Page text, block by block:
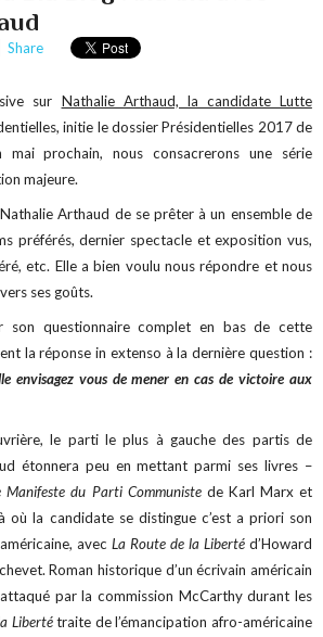
Share
sur Nathalie Arthaud, la candidate Lutte
initie le dossier Présidentielles 2017 de
mai prochain, nous consacrerons une série
majeure.
Arthaud de se prêter à un ensemble de
préférés, dernier spectacle et exposition vus,
etc. Elle a bien voulu nous répondre et nous
ses goûts.
son questionnaire complet en bas de cette
la réponse in extenso à la dernière question :
envisagez vous de mener en cas de victoire aux
le parti le plus à gauche des partis de
étonnera peu en mettant parmi ses livres –
Manifeste du Parti Communistede Karl Marx et
où la candidate se distingue c’est a priori son
avec La Route de la Libertéd’Howard
Roman historique d’un écrivain américain
par la commission McCarthy durant les
Libertétraite de l’émancipation afro-américaine